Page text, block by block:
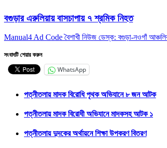
বগুড়ার এরুলিয়ায় বাসচাপায় ৭ শ্রমিক নিহত
Manual4 Ad Code বৈশাখী নিউজ ডেস্ক: বগুড়া-নওগাঁ
সংবাদটি শেয়ার করুন
WhatsApp
পত্নীতলায় মাদক বিরোধি পৃথক অভিযানে ৮ জন আটক
পত্নীতলায় মাদক বিরোধী অভিযানে মাদকসহ আটক ১
পত্নীতলায় দুদকের অর্থায়নে শিক্ষা উপকরণ বিতরণ